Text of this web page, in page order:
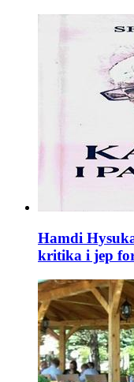
Hamdi
kritika i jep